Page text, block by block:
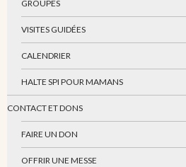
GROUPES
VISITES GUIDÉES
CALENDRIER
HALTE SPI POUR MAMANS
CONTACT ET DONS
FAIRE UN DON
OFFRIR UNE MESSE